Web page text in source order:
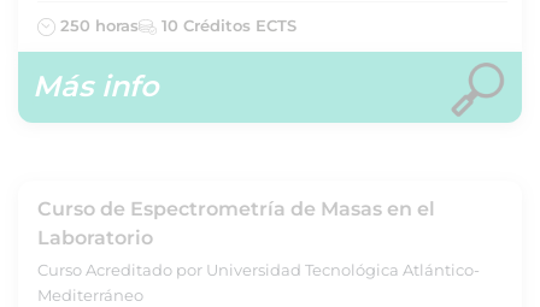
250 horas 10 Créditos ECTS
Más info
Curso de Espectrometría de Masas en el
Laboratorio
Curso Acreditado por Universidad Tecnológica Atlántico-
Mediterráneo